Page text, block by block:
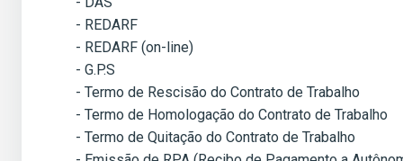
- REDARF
- REDARF (on-line)
- G.P.S
- Termo de Rescisão do Contrato de Trabalho
- Termo de Homologação do Contrato de Trabalho
- Termo de Quitação do Contrato de Trabalho